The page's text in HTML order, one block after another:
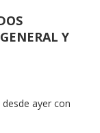
Y
ayer con